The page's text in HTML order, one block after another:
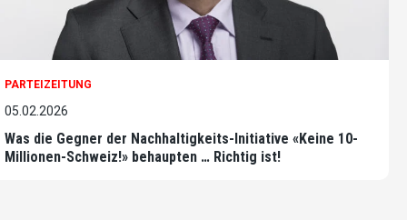
PARTEIZEITUNG
05.02.2026
Was die Gegner der Nachhaltigkeits-Initiative «Keine 10-
Millionen-Schweiz!» behaupten … Richtig ist!